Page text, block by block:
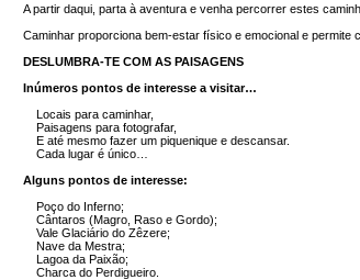
A partir daqui, parta à aventura e venha percorrer estes
Caminhar proporciona bem-estar físico e emocional e permite
DESLUMBRA-TE COM AS PAISAGENS
Inúmeros pontos de interesse a visitar…
Locais para caminhar,
Paisagens para fotografar,
E até mesmo fazer um piquenique e descansar.
Cada lugar é único…
Alguns pontos de interesse:
Poço do Inferno;
Cântaros (Magro, Raso e Gordo);
Vale Glaciário do Zêzere;
Nave da Mestra;
Lagoa da Paixão;
Charca do Perdigueiro.